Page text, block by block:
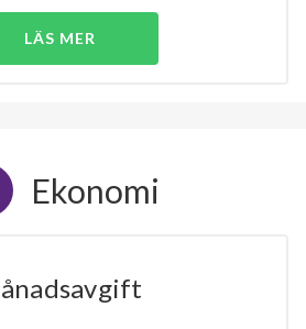
LÄS MER
Ekonomi